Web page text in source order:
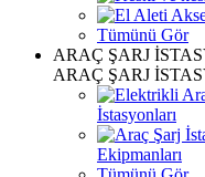
Tümünü Gör
ARAÇ ŞARJ
ARAÇ ŞARJ
İstasyonları
Ekipmanları